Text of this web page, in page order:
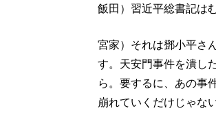
飯田）習近平総書記は
宮家）それは鄧小平さ
す。天安門事件を潰し
ら。要するに、あの事
崩れていくだけじゃな